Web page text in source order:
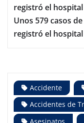
registró el hospital
Unos 579 casos
registró el
Accidente
Accidentes de
Asesinatos